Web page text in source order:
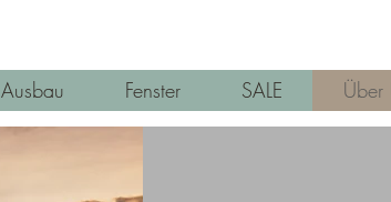
Ausbau Fenster SALE Über